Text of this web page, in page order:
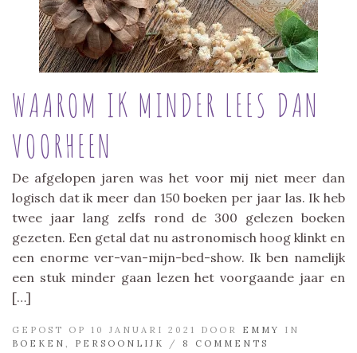
WAAROM IK MINDER LEES DAN
VOORHEEN
De afgelopen jaren was het voor mij niet meer dan
logisch dat ik meer dan 150 boeken per jaar las. Ik heb
twee jaar lang zelfs rond de 300 gelezen boeken
gezeten. Een getal dat nu astronomisch hoog klinkt en
een enorme ver-van-mijn-bed-show. Ik ben namelijk
een stuk minder gaan lezen het voorgaande jaar en
[…]
GEPOST OP 10 JANUARI 2021 DOOR EMMY
IN
BOEKEN
PERSOONLIJK / 8 COMMENTS